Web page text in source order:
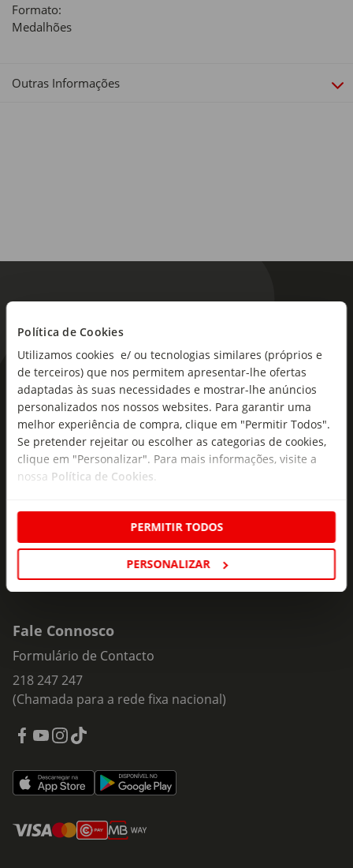
Política de Cookies
Utilizamos cookies e/ ou tecnologias similares (próprios e
de terceiros) que nos permitem apresentar-lhe ofertas
adaptadas às suas necessidades e mostrar-lhe anúncios
personalizados nos nossos websites. Para garantir uma
melhor experiência de compra, clique em "Permitir Todos".
Se pretender rejeitar ou escolher as categorias de cookies,
clique em "Personalizar". Para mais informações, visite a
nossa Política de Cookies
PERMITIR TODOS
PERSONALIZAR
Formato:
Medalhões
Outras Informações
As novidades mais frescas no
seu e-mail!
Subscreva e descubra campanhas exclusivas,
ofertas e novidades para si.
Fale Connosco
Formulário de Contacto
218 247 247
(Chamada para a rede fixa nacional)